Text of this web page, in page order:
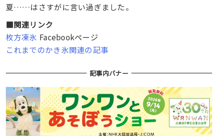
夏……はさすがに言い過ぎました。
■関連リンク
枚方凍氷 Facebookページ
これまでのかき氷関連の記事
記事内バナー